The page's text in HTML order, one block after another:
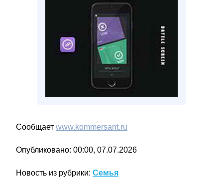
Сообщает www.kommersant.ru
Опубликовано: 00:00, 07.07.2026
Новость из рубрики: Семья